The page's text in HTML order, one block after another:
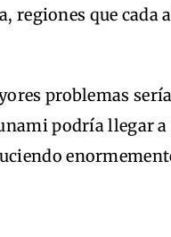
regiones que cada
problemas
podría llegar a